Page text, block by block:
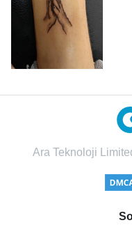
Ara Teknoloji